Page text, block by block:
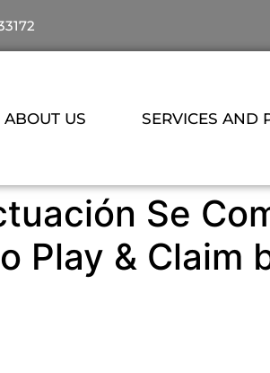
ABOUT US SERVICES AND
Se
Play & Claim